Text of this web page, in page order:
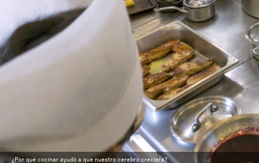
¿Por qué cocinar ayudó a que nuestro cerebro creciera?